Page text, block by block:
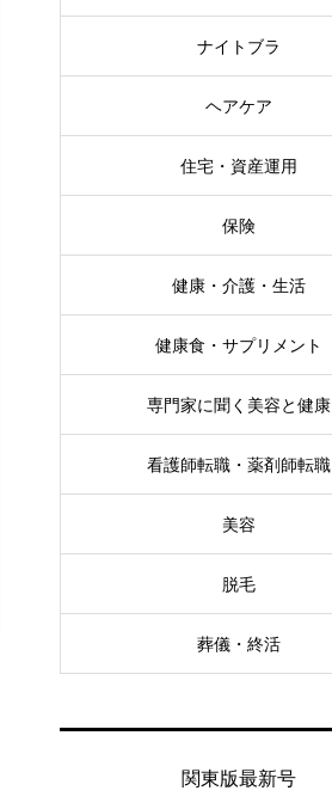
ナイトブラ
ヘアケア
住宅・資産運用
保険
健康・介護・生活
健康食・サプリメント
専門家に聞く美容と健康
看護師転職・薬剤師転職
美容
脱毛
葬儀・終活
関東版最新号